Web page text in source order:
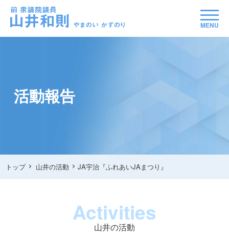
MENU
活動報告
トップ 山井の活動 JA宇治『ふれあいJAまつり』
Activities
山井の活動